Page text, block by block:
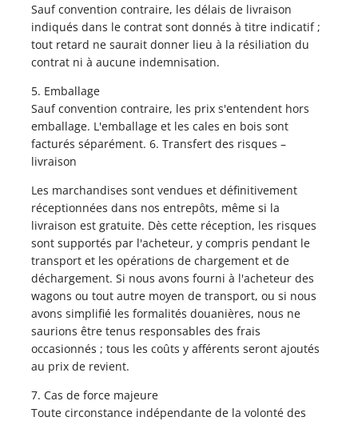
Sauf convention contraire, les délais de livraison
indiqués dans le contrat sont donnés à titre indicatif ;
tout retard ne saurait donner lieu à la résiliation du
contrat ni à aucune indemnisation.
5. Emballage
Sauf convention contraire, les prix s'entendent hors
emballage. L'emballage et les cales en bois sont
facturés séparément. 6. Transfert des risques –
livraison
Les marchandises sont vendues et définitivement
réceptionnées dans nos entrepôts, même si la
livraison est gratuite. Dès cette réception, les risques
sont supportés par l'acheteur, y compris pendant le
transport et les opérations de chargement et de
déchargement. Si nous avons fourni à l'acheteur des
wagons ou tout autre moyen de transport, ou si nous
avons simplifié les formalités douanières, nous ne
saurions être tenus responsables des frais
occasionnés ; tous les coûts y afférents seront ajoutés
au prix de revient.
7. Cas de force majeure
Toute circonstance indépendante de la volonté des